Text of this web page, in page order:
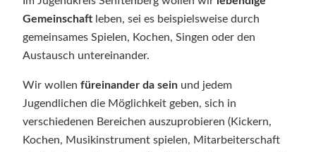
Gemeinschaft leben, sei es beispielsweise durch
gemeinsames Spielen, Kochen, Singen oder den
Austausch untereinander.
Wir wollen füreinander da sein und jedem
Jugendlichen die Möglichkeit geben, sich in
verschiedenen Bereichen auszuprobieren (Kickern,
Kochen, Musikinstrument spielen, Mitarbeiterschaft